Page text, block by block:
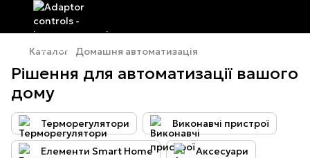
Каталог Домашня автоматизація
Рішення для автоматизації вашого
дому
Терморегулятори Виконавчі пристрої
Елементи Smart Home Аксесуари